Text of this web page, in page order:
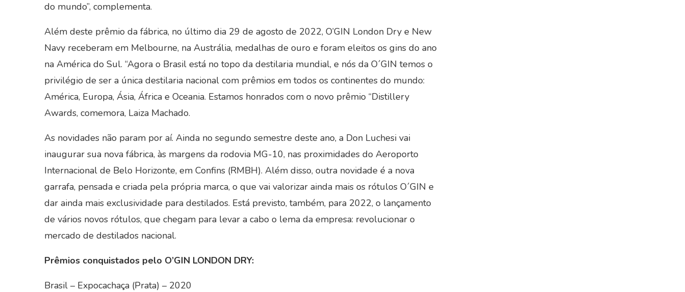
do mundo”, complementa.
Além deste prêmio da fábrica, no último dia 29 de agosto de 2022, O’GIN London Dry e New
Navy receberam em Melbourne, na Austrália, medalhas de ouro e foram eleitos os gins do ano
na América do Sul. “Agora o Brasil está no topo da destilaria mundial, e nós da O´GIN temos o
privilégio de ser a única destilaria nacional com prêmios em todos os continentes do mundo:
América, Europa, Ásia, África e Oceania. Estamos honrados com o novo prêmio “Distillery
Awards, comemora, Laiza Machado.
As novidades não param por aí. Ainda no segundo semestre deste ano, a Don Luchesi vai
inaugurar sua nova fábrica, às margens da rodovia MG-10, nas proximidades do Aeroporto
Internacional de Belo Horizonte, em Confins (RMBH). Além disso, outra novidade é a nova
garrafa, pensada e criada pela própria marca, o que vai valorizar ainda mais os rótulos O´GIN e
dar ainda mais exclusividade para destilados. Está previsto, também, para 2022, o lançamento
de vários novos rótulos, que chegam para levar a cabo o lema da empresa: revolucionar o
mercado de destilados nacional.
Prêmios conquistados pelo O’GIN LONDON DRY:
Brasil – Expocachaça (Prata) – 2020